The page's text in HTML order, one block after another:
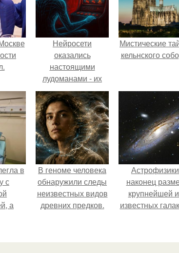
Нейросети
оказались
настоящими
лудоманами - их
зависимость от
азартных игр
слишком похожа на
человеческую.
Мистические
кельнского
в
с
а
В геноме человека
обнаружили следы
неизвестных видов
древних предков.
Астрофизики
наконец
крупнейшей
известных